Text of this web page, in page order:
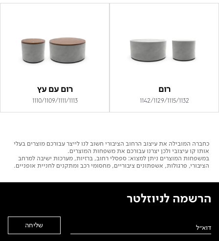
רום
1142/1129/1115/1132
רום עם עץ
1110/1109/1111/1113
כחברה המובילה את עיצוב הרחוב הציבורי חשוב לנו לייצר עבורכם מוצרים בעלי
אותו קו עיצובי ולכן יצרנו עבורכם את משפחות המוצרים.
במשפחות המוצרים ניתן למצוא: ספסלי רחוב, ברזיות, מערכות ישיבה למרחב
הציבורי, פרגולות, אשפתונים ציבוריים, מחסומי רכב ומתקנים לחניית אופניים.
הרשמה לניוזלטר